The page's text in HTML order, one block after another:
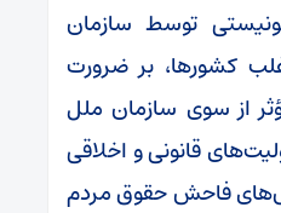
توسط سازمان
کشورها، بر ضرورت
از سوی سازمان ملل
قانونی و اخلاقی
فاحش حقوق مردم